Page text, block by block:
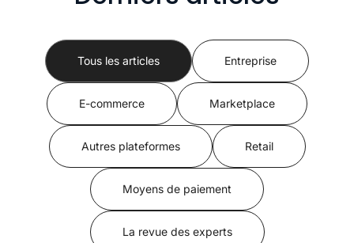
Tous les articles Entreprise
E-commerce Marketplace
Autres plateformes Retail
Moyens de paiement
La revue des experts